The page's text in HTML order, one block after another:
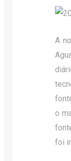
A
o
foi